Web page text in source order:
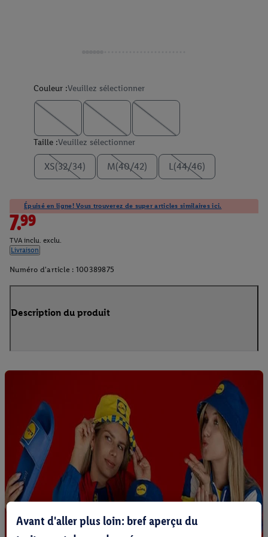
Couleur :Veuillez sélectionner
Taille :Veuillez sélectionner
XS(32/34) M(40/42) L(44/46)
Épuisé en ligne! Vous trouverez de super articles similaires ici.
7.99
TVA inclu. exclu.
Livraison
Numéro d'article : 100389875
Description du produit
Avant d'aller plus loin: bref aperçu du